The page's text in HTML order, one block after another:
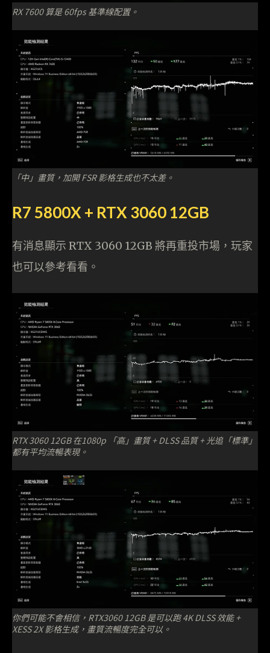
RX 7600 算是 60fps 基準線配置。
「中」畫質，加開 FSR 影格生成也不太差。
R7 5800X + RTX 3060 12GB
有消息顯示 RTX 3060 12GB 將再重投市場，玩家
也可以參考看看。
RTX 3060 12GB 在1080p 「高」畫質 + DLSS 品質 + 光追「標準」
都有平均流暢表現。
你們可能不會相信，RTX3060 12GB 是可以跑 4K DLSS 效能 +
XESS 2X 影格生成，畫質流暢度完全可以。